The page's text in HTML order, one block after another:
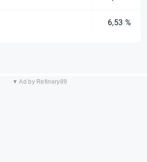
6,53 %
▼ Ad by Refinery89